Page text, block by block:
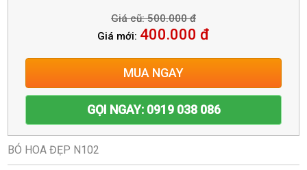
Giá cũ: 500.000 đ
Giá mới: 400.000 đ
MUA NGAY
GỌI NGAY: 0919 038 086
BÓ HOA ĐẸP N102